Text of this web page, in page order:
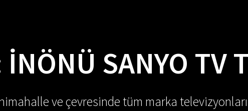
İNÖNÜ SANYO TV
ve çevresinde tüm marka